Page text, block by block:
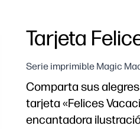
Tarjeta
Serie imprimible Magic
Comparta sus
tarjeta «Felices
encantadora